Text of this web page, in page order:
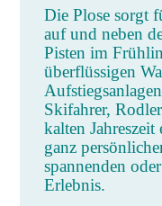
Die Plose sorgt
auf und neben
Pisten im
überflüssigen
Skifahrer,
kalten
ganz
spannenden
Erlebnis.